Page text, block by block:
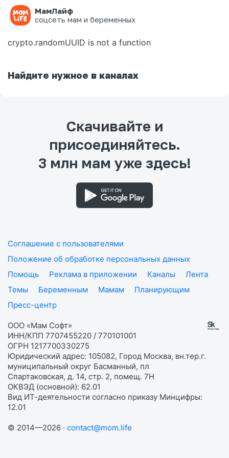
МамЛайф
соцсеть мам и беременных
Ошибка на странице
crypto.randomUUID is not a function
Найдите нужное в каналах
Скачивайте и
присоединяйтесь.
3 млн мам уже здесь!
Соглашение с пользователями
Положение об обработке персональных данных
Помощь
Реклама в приложении Каналы
Лента
Темы
Беременным Мамам
Планирующим
Пресс-центр
ООО «Мам Софт»
ИНН/КПП 7707455220 / 770101001
ОГРН 1217700330275
Юридический адрес: 105082, Город Москва, вн.тер.г.
муниципальный округ Басманный, пл
Спартаковская, д. 14, стр. 2, помещ. 7Н
ОКВЭД (основной): 62.01
Вид ИТ-деятельности согласно приказу Минцифры:
12.01
© 2014—2026 · contact@mom.life